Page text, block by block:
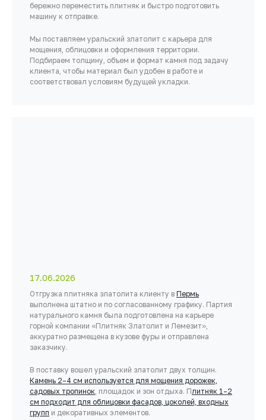
бережно переместить плитняк и быстро подготовить
машину к отправке.
Мы поставляем уральский златолит с карьера для
мощения, облицовки и оформления территории.
Подбираем толщину, объем и формат камня под задачу
клиента, чтобы материал был удобен в работе и
соответствовал условиям будущей укладки.
17.06.2026
Отгрузка плитняка златолита клиенту в Пермь
выполнена штатно и по согласованному графику. Партия
натурального камня была подготовлена на карьере
горной компании «Плитняк Златолит и Лемезит»,
аккуратно размещена в кузове фуры и отправлена
заказчику.
В поставку вошел уральский златолит двух толщин.
Камень 2–4 см используется для мощения дорожек,
садовых тропинок, площадок и зон отдыха. Плитняк 1–2
см подходит для облицовки фасадов, цоколей, входных
групп и декоративных элементов.